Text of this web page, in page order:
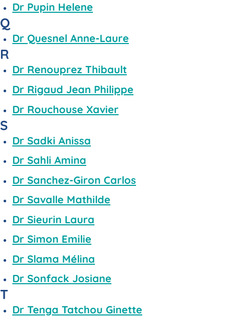
Dr Pupin Helene
Q
Dr Quesnel Anne-Laure
R
Dr Renouprez Thibault
Dr Rigaud Jean Philippe
Dr Rouchouse Xavier
S
Dr Sadki Anissa
Dr Sahli Amina
Dr Sanchez-Giron Carlos
Dr Savalle Mathilde
Dr Sieurin Laura
Dr Simon Emilie
Dr Slama Mélina
Dr Sonfack Josiane
T
Dr Tenga Tatchou Ginette